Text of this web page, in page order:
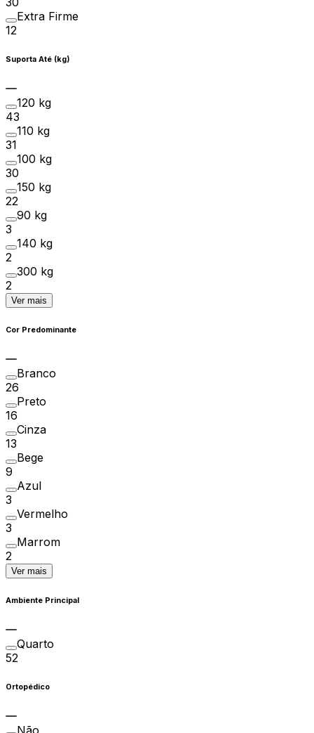
Extra Firme
12
Suporta Até (kg)
120 kg
43
110 kg
31
100 kg
30
150 kg
22
90 kg
3
140 kg
2
300 kg
2
Ver mais
Cor Predominante
Branco
26
Preto
16
Cinza
13
Bege
9
Azul
3
Vermelho
3
Marrom
2
Ver mais
Ambiente Principal
Quarto
52
Ortopédico
Não